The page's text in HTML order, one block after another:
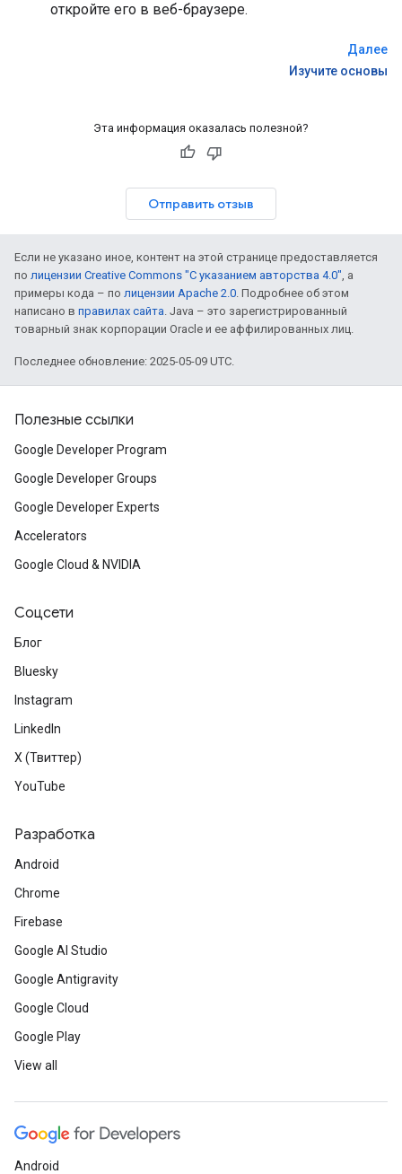
откройте его в веб-браузере.
Далее
Изучите основы
Эта информация оказалась полезной?
Отправить отзыв
Если не указано иное, контент на этой странице предоставляется
по лицензии Creative Commons "С указанием авторства 4.0", а
примеры кода – по лицензии Apache 2.0. Подробнее об этом
написано в правилах сайта. Java – это зарегистрированный
товарный знак корпорации Oracle и ее аффилированных лиц.
Последнее обновление: 2025-05-09 UTC.
Полезные ссылки
Google Developer Program
Google Developer Groups
Google Developer Experts
Accelerators
Google Cloud & NVIDIA
Соцсети
Блог
Bluesky
Instagram
LinkedIn
X (Твиттер)
YouTube
Разработка
Android
Chrome
Firebase
Google AI Studio
Google Antigravity
Google Cloud
Google Play
View all
Android